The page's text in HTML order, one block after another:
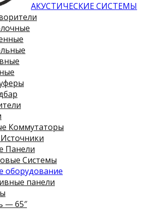
АКУСТИЧЕСКИЕ СИСТЕМЫ
Коммутаторы
Панели
Системы
оборудование
панели
— 65″